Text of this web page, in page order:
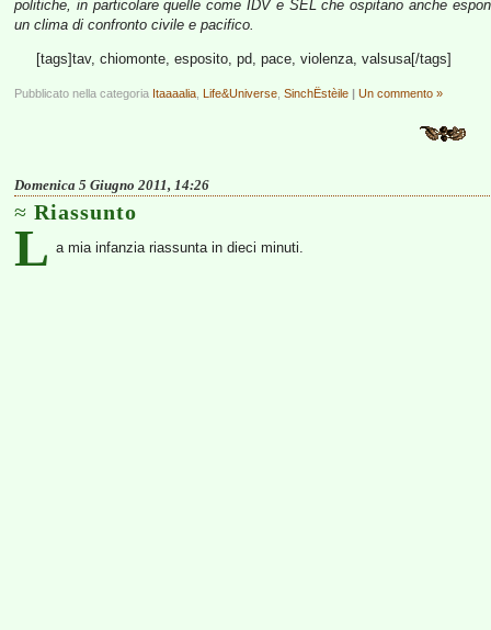
politiche, in particolare quelle come IDV e SEL che ospitano anche
un clima di confronto civile e pacifico.
[tags]tav, chiomonte, esposito, pd, pace, violenza, valsusa[/tags]
Pubblicato nella categoria Itaaaalia Life&Universe SinchËstèile | Un commento »
Domenica 5 Giugno 2011, 14:26
Riassunto
L a mia infanzia riassunta in dieci minuti.